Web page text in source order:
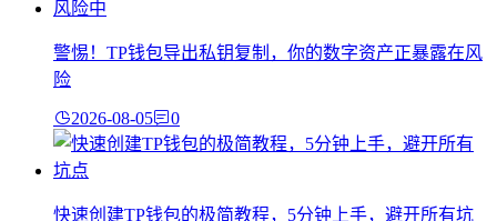
警惕！TP钱包导出私钥复制，你的数字资产正暴露在风
险
2026-08-05 0
快速创建TP钱包的极简教程，5分钟上手，避开所有坑